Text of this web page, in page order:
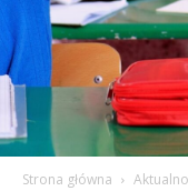
Strona główna